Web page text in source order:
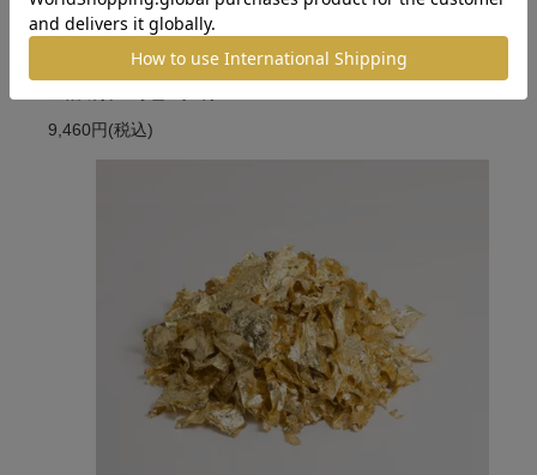
9,460円 (税込)